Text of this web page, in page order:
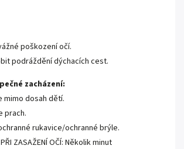
ážné poškozeníočí.
podrážděnídýchacích cest.
zacházení:
mimo dosah dětí.
prach.
é rukavice/ochranné brýle.
PŘI ZASAŽENÍOČÍ: Několik minut